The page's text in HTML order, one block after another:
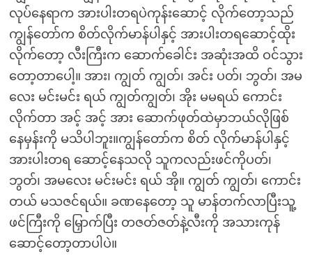
လုပ်နေရာက အားပါးတရပဲကုန်းဆောင့် လိုက်တော့သည်
ကျွန်တော်က စိတ်လိုက်မာန်ပါနှင့် အားပါးတရဆောင့်ထိုး
လိုက်တော့ လီးကြီးက ဆောက်ခေါင်း အဆုံးအထိ ဝင်သွား
တော့တာပေါ့။ အား၊ ကျွတ် ကျွတ်၊ အင်း ပတ်၊ ဘွတ်၊ အမ
လေး မင်းမင်း ရယ် ကျွတ်ကျွတ်၊ အိုး မမရယ် ကောင်း
လိုက်တာ အင့် အင့် အား ဆောက်ဖုတ်ထဲမှာဘယ်လိုဖြစ်
နေမှန်းကို မသိပါဘူး။ကျွန်တော်က စိတ် လိုက်မာန်ပါနှင့်
အားပါးတရ ဆောင့်နေသလို သူကလည်းဖင်ကိုပတ်၊
ဘွတ်၊ အမလေး မင်းမင်း ရယ် အို။ ကျွတ် ကျွတ်၊ ကောင်း
တယ် မသဇင်ရယ်။ ခဏနေတော့ သူ မာန်တက်လာပြီးသူ့
ဖင်ကြီးကို မြှောက်ပြီး တဇတ်ဇတ်နဲ့လီးကို အသားကုန်
ဆောင့်တော့တာပါပဲ။